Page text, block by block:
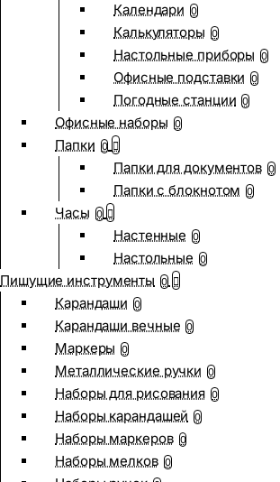
Календари 0
Калькуляторы 0
Настольные приборы 0
Офисные подставки 0
Погодные станции 0
Офисные наборы 0
Папки 0
Папки для документов 0
Папки с блокнотом 0
Часы 0
Настенные 0
Настольные 0
Пишущие инструменты 0
Карандаши 0
Карандаши вечные 0
Маркеры 0
Металлические ручки 0
Наборы для рисования 0
Наборы карандашей 0
Наборы маркеров 0
Наборы мелков 0